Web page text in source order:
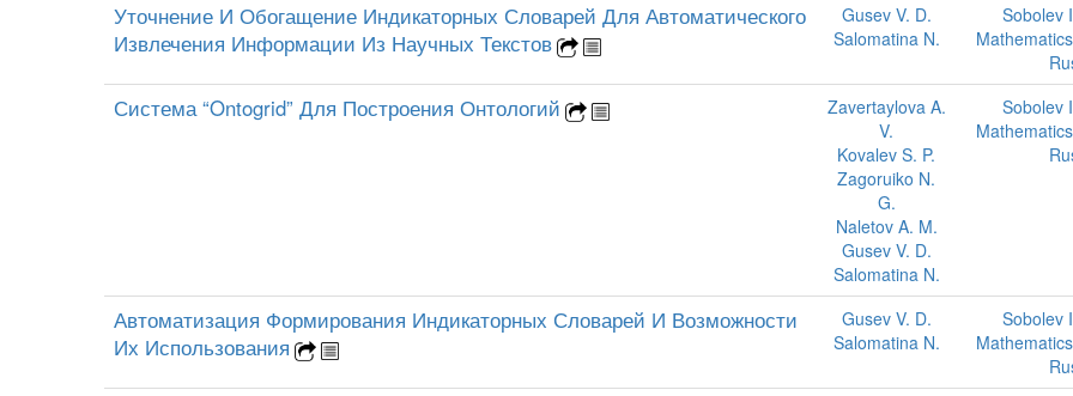
Уточнение И Обогащение Индикаторных Словарей Для Автоматического
Извлечения Информации Из Научных Текстов
Gusev V. D.
Salomatina N.
Sobolev
Система “Ontogrid” Для Построения Онтологий
Zavertaylova A.
V.
Kovalev S. P.
Zagoruiko N.
G.
Naletov A. M.
Gusev V. D.
Salomatina N.
Sobolev
Автоматизация Формирования Индикаторных Словарей И Возможности
Их Использования
Gusev V. D.
Salomatina N.
Sobolev